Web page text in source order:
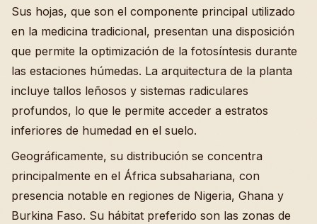
Sus hojas, que son el componente principal utilizado
en la medicina tradicional, presentan una disposición
que permite la optimización de la fotosíntesis durante
las estaciones húmedas. La arquitectura de la planta
incluye tallos leñosos y sistemas radiculares
profundos, lo que le permite acceder a estratos
inferiores de humedad en el suelo.
Geográficamente, su distribución se concentra
principalmente en el África subsahariana, con
presencia notable en regiones de Nigeria, Ghana y
Burkina Faso. Su hábitat preferido son las zonas de